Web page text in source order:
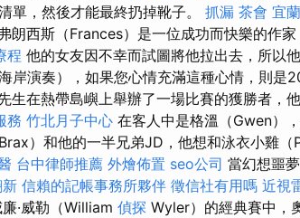
單，然後才能最終扔掉靴子。 抓漏 茶會 宜
朗西斯（Frances）是一位成功而快樂的作家
程 他的女友因不幸而試圖將他拉出去，所以
岸演奏），如果您心情充滿這種心情，則是
生在熱帶島嶼上舉辦了一場比賽的獲勝者，
務 竹北月子中心 在客人中是格溫（Gwen）
）和他的一半兄弟JD，他想和泳衣小雞
台中律師推薦 外燴佈置 seo公司 當幻想噩
信賴的記帳事務所夥伴 徵信社有用嗎 近視
·威勒（William 偵探 Wyler）的經典賽中，